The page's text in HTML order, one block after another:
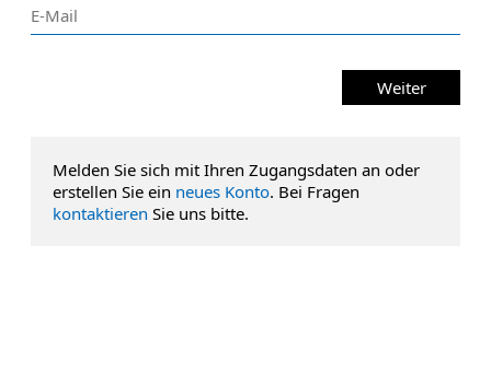
Weiter
Melden Sie sich mit Ihren Zugangsdaten an oder
erstellen Sie ein neues Konto. Bei Fragen
kontaktieren Sie uns bitte.